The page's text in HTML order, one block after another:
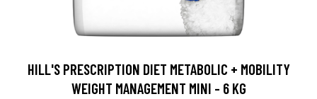
HILL'S PRESCRIPTION DIET METABOLIC + MOBILITY
WEIGHT MANAGEMENT MINI - 6 KG